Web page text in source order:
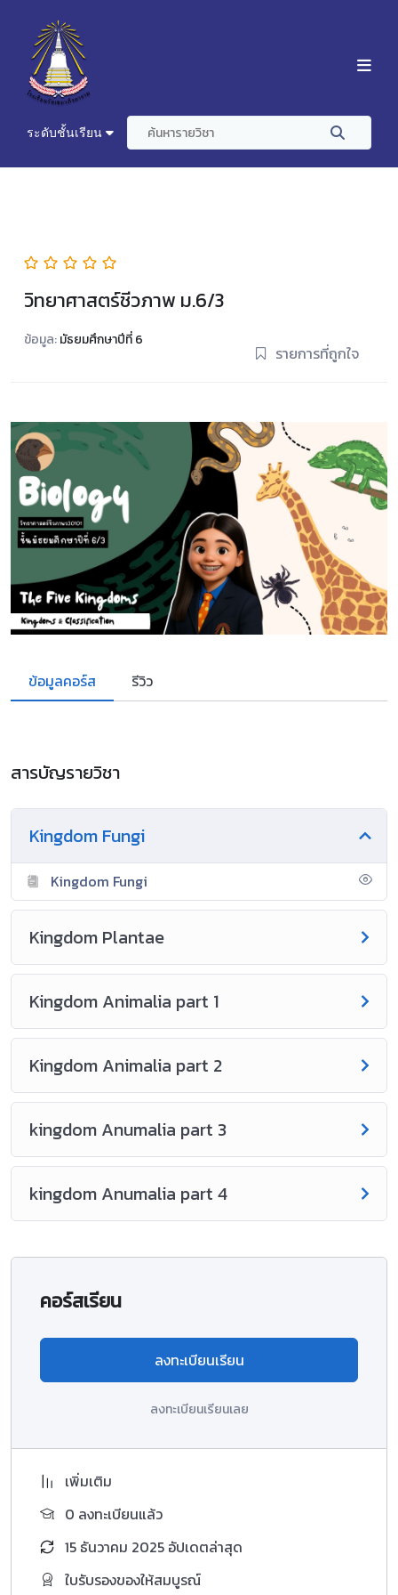
ระดับชั้นเรียน
วิทยาศาสตร์ชีวภาพ ม.6/3
ข้อมูล:มัธยมศึกษาปีที่ 6
รายการที่ถูกใจ
ข้อมูลคอร์ส รีวิว
สารบัญรายวิชา
Kingdom Fungi
Kingdom Fungi
Kingdom Plantae
Kingdom Animalia part 1
Kingdom Animalia part 2
kingdom Anumalia part 3
kingdom Anumalia part 4
คอร์สเรียน
ลงทะเบียนเรียน
ลงทะเบียนเรียนเลย
เพิ่มเติม
0 ลงทะเบียนแล้ว
15 ธันวาคม 2025 อัปเดตล่าสุด
ใบรับรองของให้สมบูรณ์